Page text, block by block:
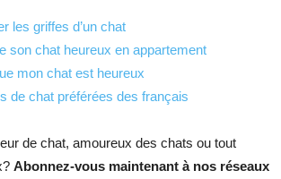
les griffes d’un chat
son chat heureux en appartement
mon chat est heureux
de chat préférées des français
de chat, amoureux des chats ou tout
Abonnez-vous maintenant à nos réseaux